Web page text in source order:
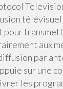
aux
par
sur une
les